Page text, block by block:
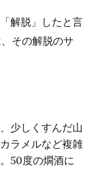
解脱」したと言
その解脱のサ
少しくすんだ山
ラメルなど複雑
50度の燗酒に